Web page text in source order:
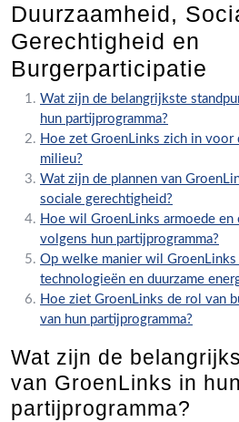
Duurzaamheid,
Gerechtigheid en
Burgerparticipatie
Wat zijn de belangrijkste
hun partijprogramma?
Hoe zet GroenLinks zich in voor
milieu?
Wat zijn de plannen van
sociale gerechtigheid?
Hoe wil GroenLinks armoede en
volgens hun partijprogramma?
Op welke manier wil
technologieën en duurzame
Hoe ziet GroenLinks de rol van
van hun partijprogramma?
Wat zijn de
van GroenLinks in hun
partijprogramma?